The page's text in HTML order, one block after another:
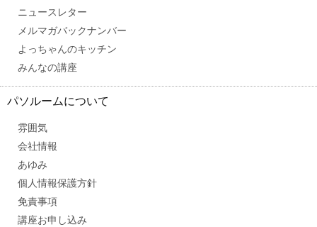
ニュースレター
メルマガバックナンバー
よっちゃんのキッチン
みんなの講座
パソルームについて
雰囲気
会社情報
あゆみ
個人情報保護方針
免責事項
講座お申し込み